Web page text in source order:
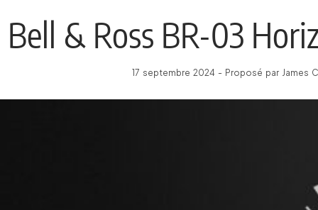
Bell & Ross BR-03
17 septembre 2024 - Proposé par James